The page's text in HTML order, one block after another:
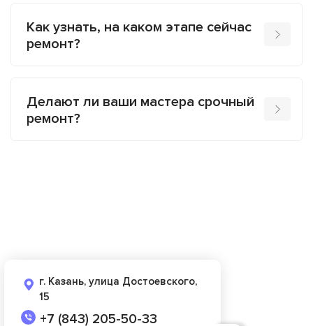
Как узнать, на каком этапе сейчас
ремонт?
Делают ли ваши мастера срочный
ремонт?
г. Казань, улица Достоевского,
15
+7 (843) 205-50-33